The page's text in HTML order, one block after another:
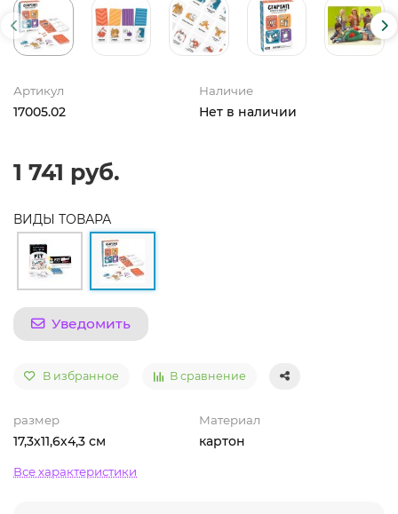
Артикул
17005.02
Наличие
Нет в наличии
1 741 руб.
ВИДЫ ТОВАРА
Уведомить
В избранное В сравнение
размер
17,3х11,6х4,3 см
Материал
картон
Все характеристики